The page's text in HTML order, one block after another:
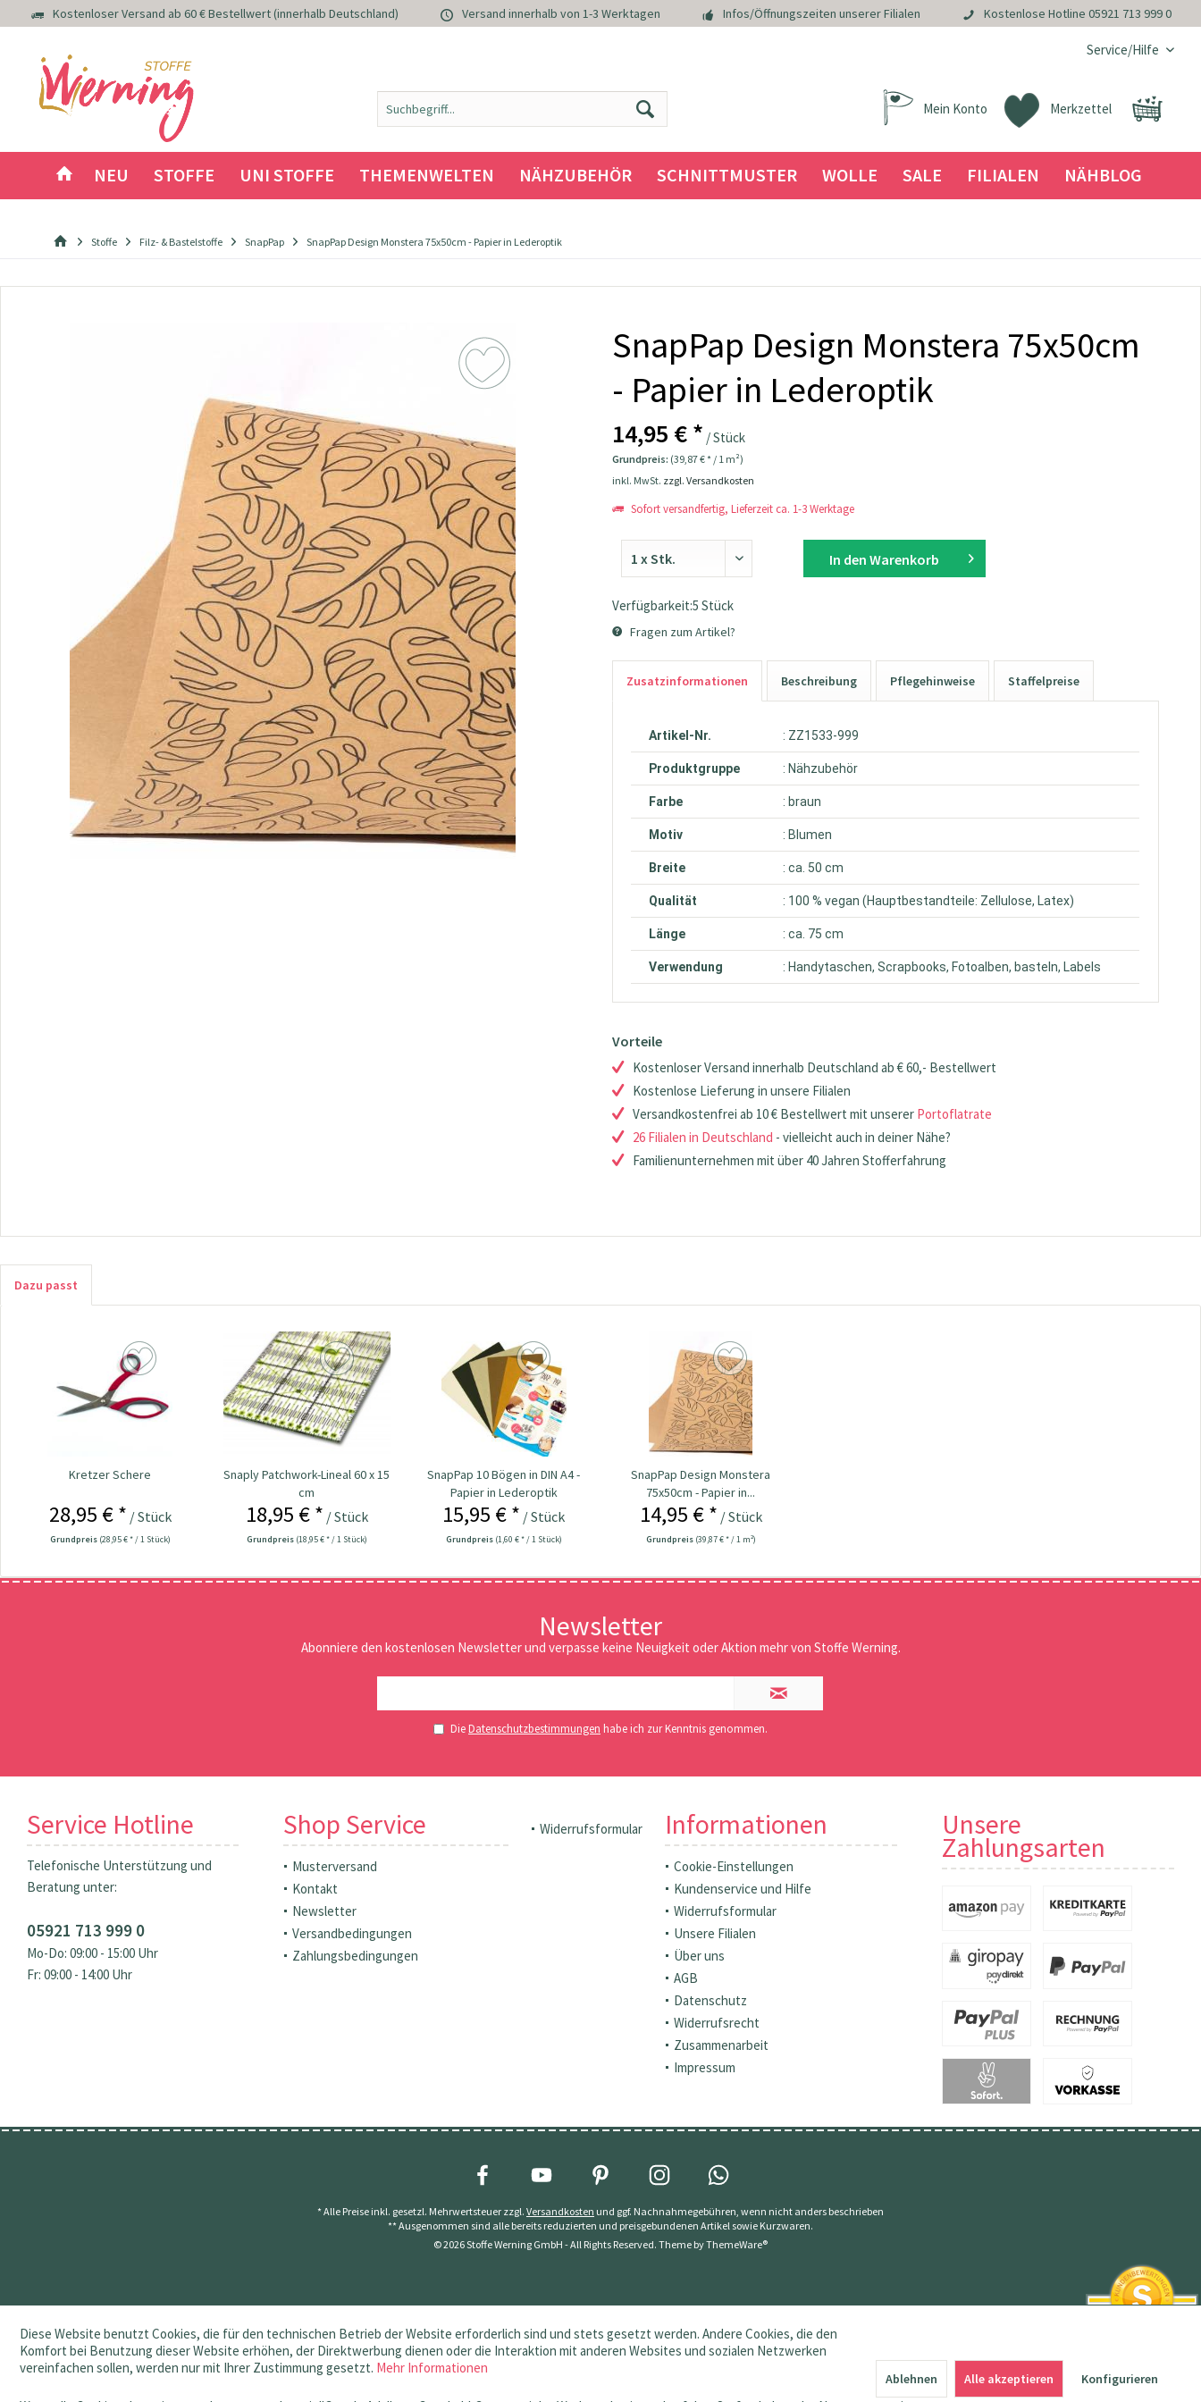
Kostenloser Versand ab 60 € Bestellwert (innerhalb Deutschland) Versand innerhalb von 1-3 Werktagen Infos/Öffnungszeiten unserer Filialen Kostenlose Hotline 05921 713 999 0
Service/Hilfe
Merkzettel
Mein Konto
NEU STOFFE UNI STOFFE THEMENWELTEN NÄHZUBEHÖR SCHNITTMUSTER WOLLE SALE FILIALEN NÄHBLOG
Stoffe Filz- & Bastelstoffe SnapPap SnapPap Design Monstera 75x50cm - Papier in Lederoptik
SnapPap Design Monstera 75x50cm
- Papier in Lederoptik
14,95 € * / Stück
Grundpreis: (39,87 € * / 1 m²)
inkl. MwSt. zzgl. Versandkosten
Sofort versandfertig, Lieferzeit ca. 1-3 Werktage
In den Warenkorb
Verfügbarkeit:5 Stück
Fragen zum Artikel?
Zusatzinformationen Beschreibung Pflegehinweise Staffelpreise
Artikel-Nr. : ZZ1533-999
Produktgruppe : Nähzubehör
Farbe : braun
Motiv : Blumen
Breite : ca. 50 cm
Qualität : 100 % vegan (Hauptbestandteile: Zellulose, Latex)
Länge : ca. 75 cm
Verwendung : Handytaschen, Scrapbooks, Fotoalben, basteln, Labels
Vorteile
Kostenloser Versand innerhalb Deutschland ab € 60,- Bestellwert
Kostenlose Lieferung in unsere Filialen
Versandkostenfrei ab 10 € Bestellwert mit unserer Portoflatrate
26 Filialen in Deutschland - vielleicht auch in deiner Nähe?
Familienunternehmen mit über 40 Jahren Stofferfahrung
Dazu passt
Kretzer Schere
28,95 € * / Stück
Grundpreis (28,95 € * / 1 Stück)
Snaply Patchwork-Lineal 60 x 15
cm
18,95 € * / Stück
Grundpreis (18,95 € * / 1 Stück)
SnapPap 10 Bögen in DIN A4 -
Papier in Lederoptik
15,95 € * / Stück
Grundpreis (1,60 € * / 1 Stück)
SnapPap Design Monstera
75x50cm - Papier in...
14,95 € * / Stück
Grundpreis (39,87 € * / 1 m²)
Newsletter
Abonniere den kostenlosen Newsletter und verpasse keine Neuigkeit oder Aktion mehr von Stoffe Werning.
DieDatenschutzbestimmungen habe ich zur Kenntnis genommen.
Service Hotline
Telefonische Unterstützung und
Beratung unter:
05921 713 999 0
Mo-Do: 09:00 - 15:00 Uhr
Fr: 09:00 - 14:00 Uhr
Shop Service
Musterversand
Kontakt
Newsletter
Versandbedingungen
Zahlungsbedingungen
Widerrufsformular Informationen
Cookie-Einstellungen
Kundenservice und Hilfe
Widerrufsformular
Unsere Filialen
Über uns
AGB
Datenschutz
Widerrufsrecht
Zusammenarbeit
Impressum
Unsere
Zahlungsarten
* Alle Preise inkl. gesetzl. Mehrwertsteuer zzgl. Versandkosten und ggf. Nachnahmegebühren, wenn nicht anders beschrieben
** Ausgenommen sind alle bereits reduzierten und preisgebundenen Artikel sowie Kurzwaren.
© 2026 Stoffe Werning GmbH - All Rights Reserved. Theme byThemeWare®
Diese Website benutzt Cookies, die für den technischen Betrieb der Website erforderlich sind und stets gesetzt werden. Andere Cookies, die den
Komfort bei Benutzung dieser Website erhöhen, der Direktwerbung dienen oder die Interaktion mit anderen Websites und sozialen Netzwerken
vereinfachen sollen, werden nur mit Ihrer Zustimmung gesetzt. Mehr Informationen
Ablehnen Alle akzeptieren Konfigurieren
aus 145 Bewertungen